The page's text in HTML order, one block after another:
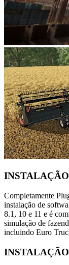
Completamente
instalação de
8.1, 10 e 11 e é
simulação de
incluindo Euro